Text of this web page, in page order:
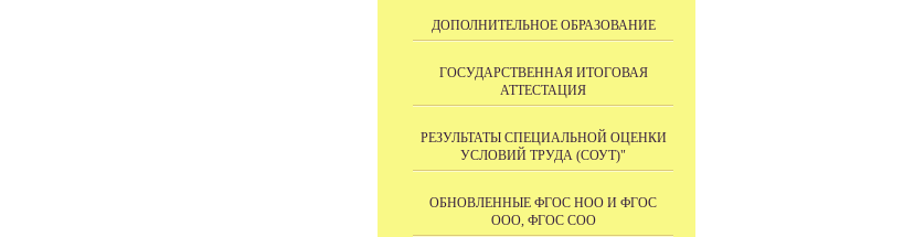
ДОПОЛНИТЕЛЬНОЕ ОБРАЗОВАНИЕ
ГОСУДАРСТВЕННАЯ ИТОГОВАЯ
АТТЕСТАЦИЯ
РЕЗУЛЬТАТЫ СПЕЦИАЛЬНОЙ ОЦЕНКИ
УСЛОВИЙ ТРУДА (СОУТ)"
ОБНОВЛЕННЫЕ ФГОС НОО И ФГОС
ООО, ФГОС СОО